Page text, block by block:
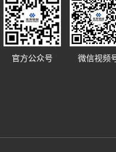
官方公众号 微信视频